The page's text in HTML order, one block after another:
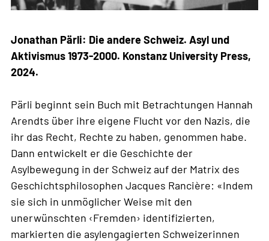
Jonathan Pärli: Die andere Schweiz. Asyl und
Aktivismus 1973-2000. Konstanz University Press,
2024.
Pärli beginnt sein Buch mit Betrachtungen Hannah
Arendts über ihre eigene Flucht vor den Nazis, die
ihr das Recht, Rechte zu haben, genommen habe.
Dann entwickelt er die Geschichte der
Asylbewegung in der Schweiz auf der Matrix des
Geschichtsphilosophen Jacques Rancière: «Indem
sie sich in unmöglicher Weise mit den
unerwünschten ‹Fremden› identifizierten,
markierten die asylengagierten Schweizerinnen